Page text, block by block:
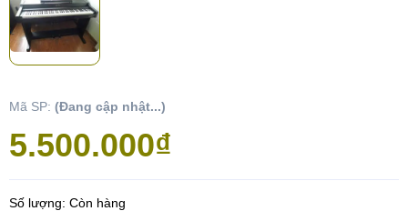
Mã SP: (Đang cập nhật...)
5.500.000₫
Số lượng: Còn hàng